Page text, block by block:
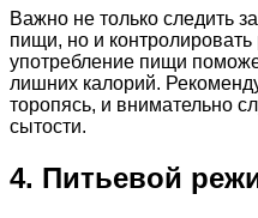
Важно не только следить
пищи, но и
употребление пищи
лишних калорий.
торопясь, и внимательно
сытости.
4. Питьевой